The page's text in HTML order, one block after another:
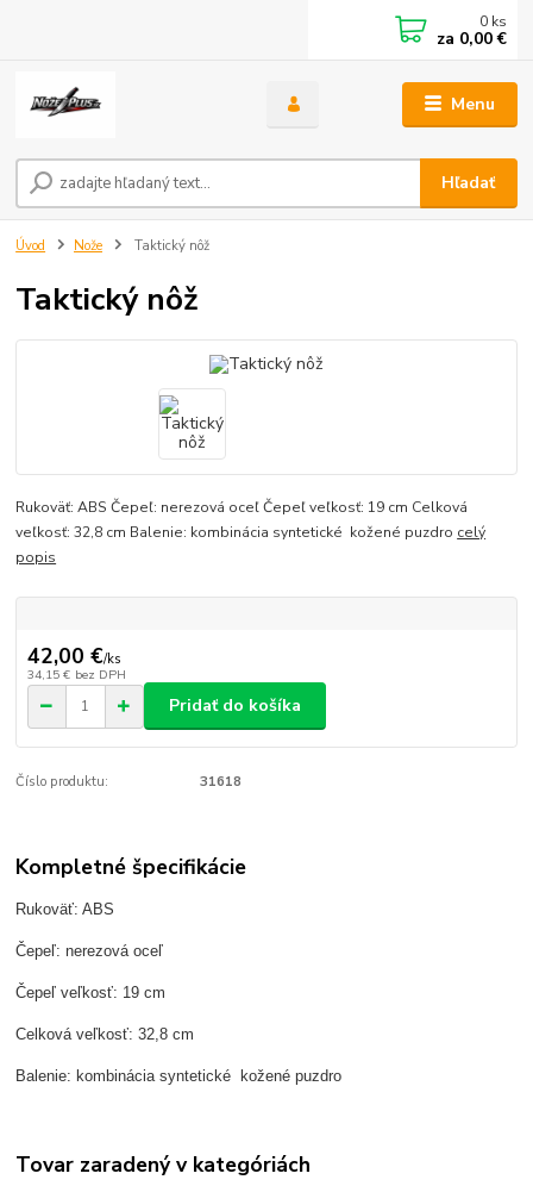
Menu
Hľadať
0 ks
za 0,00 €
Úvod Nože Taktický nôž
Taktický nôž
Rukoväť: ABS Čepeľ: nerezová oceľ Čepeľ veľkosť: 19 cm Celková
veľkosť: 32,8 cm Balenie: kombinácia syntetické kožené puzdro celý
popis
42,00 €/ks
34,15 € bez DPH
Pridať do košíka
Číslo produktu: 31618
Kompletné špecifikácie
Rukoväť: ABS
Čepeľ: nerezová oceľ
Čepeľ veľkosť: 19 cm
Celková veľkosť: 32,8 cm
Balenie: kombinácia syntetické kožené puzdro
Tovar zaradený v kategóriách